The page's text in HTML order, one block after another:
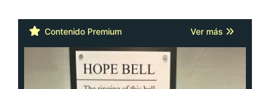
Contenido Premium Ver más